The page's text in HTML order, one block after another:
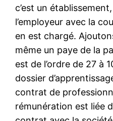
c’est un
l’employeur avec la
en est chargé.
même un paye de la
est de l’ordre de 27 à
dossier
contrat de
rémunération est liée